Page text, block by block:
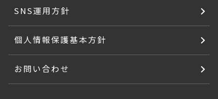
SNS運用方針
個人情報保護基本方針
お問い合わせ